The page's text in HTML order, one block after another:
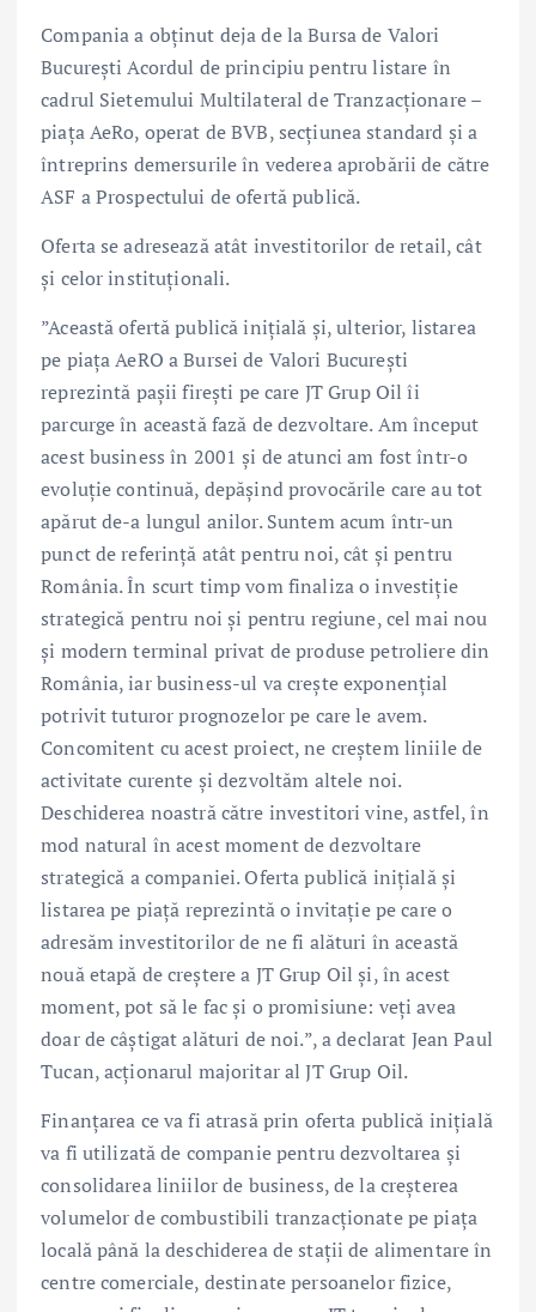
Compania a obținut deja de la Bursa de Valori
București Acordul de principiu pentru listare în
cadrul Sietemului Multilateral de Tranzacționare –
piața AeRo, operat de BVB, secțiunea standard și a
întreprins demersurile în vederea aprobării de către
ASF a Prospectului de ofertă publică.
Oferta se adresează atât investitorilor de retail, cât
și celor instituționali.
”Această ofertă publică inițială și, ulterior, listarea
pe piața AeRO a Bursei de Valori București
reprezintă pașii firești pe care JT Grup Oil îi
parcurge în această fază de dezvoltare. Am început
acest business în 2001 și de atunci am fost într-o
evoluție continuă, depășind provocările care au tot
apărut de-a lungul anilor. Suntem acum într-un
punct de referință atât pentru noi, cât și pentru
România. În scurt timp vom finaliza o investiție
strategică pentru noi și pentru regiune, cel mai nou
și modern terminal privat de produse petroliere din
România, iar business-ul va crește exponențial
potrivit tuturor prognozelor pe care le avem.
Concomitent cu acest proiect, ne creștem liniile de
activitate curente și dezvoltăm altele noi.
Deschiderea noastră către investitori vine, astfel, în
mod natural în acest moment de dezvoltare
strategică a companiei. Oferta publică inițială și
listarea pe piață reprezintă o invitație pe care o
adresăm investitorilor de ne fi alături în această
nouă etapă de creștere a JT Grup Oil și, în acest
moment, pot să le fac și o promisiune: veți avea
doar de câștigat alături de noi.”, a declarat Jean Paul
Tucan, acționarul majoritar al JT Grup Oil.
Finanțarea ce va fi atrasă prin oferta publică inițială
va fi utilizată de companie pentru dezvoltarea și
consolidarea liniilor de business, de la creșterea
volumelor de combustibili tranzacționate pe piața
locală până la deschiderea de stații de alimentare în
centre comerciale, destinate persoanelor fizice,